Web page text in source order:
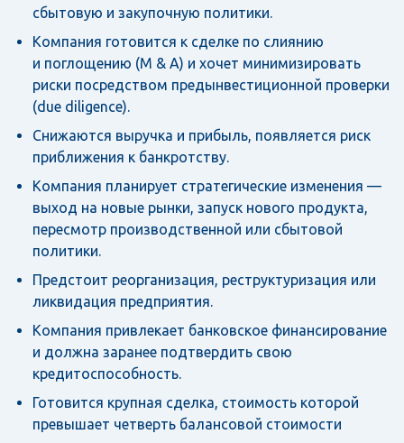
сбытовую и закупочную политики.
Компания готовится к сделке по слиянию
и поглощению (M & A) и хочет минимизировать
риски посредством предынвестиционной проверки
(due diligence).
Снижаются выручка и прибыль, появляется риск
приближения к банкротству.
Компания планирует стратегические изменения —
выход на новые рынки, запуск нового продукта,
пересмотр производственной или сбытовой
политики.
Предстоит реорганизация, реструктуризация или
ликвидация предприятия.
Компания привлекает банковское финансирование
и должна заранее подтвердить свою
кредитоспособность.
Готовится крупная сделка, стоимость которой
превышает четверть балансовой стоимости